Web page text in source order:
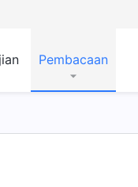
Pembacaan